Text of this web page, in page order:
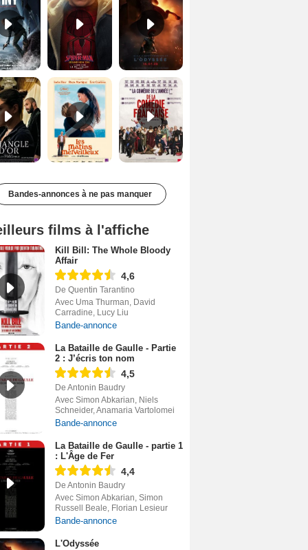
Le Triangle d'or Bande-annonce VF De la Comédie-Française Teaser VF
Bandes-annonces à ne pas manquer
films à l'affiche
Kill Bill: The Whole Bloody
Affair
4,6
De Quentin Tarantino
Avec Uma Thurman, David
Carradine, Lucy Liu
Bande-annonce
La Bataille de Gaulle - Partie
2 : J’écris ton nom
4,5
De Antonin Baudry
Avec Simon Abkarian, Niels
Schneider, Anamaria Vartolomei
Bande-annonce
La Bataille de Gaulle - partie 1
: L'Âge de Fer
4,4
De Antonin Baudry
Avec Simon Abkarian, Simon
Russell Beale, Florian Lesieur
Bande-annonce
L'Odyssée